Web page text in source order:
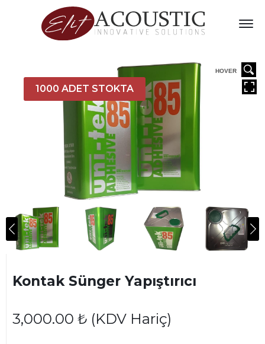
HOVER
Kontak Sünger Yapıştırıcı
3,000.00 ₺ (KDV Hariç)
1000 ADET STOKTA